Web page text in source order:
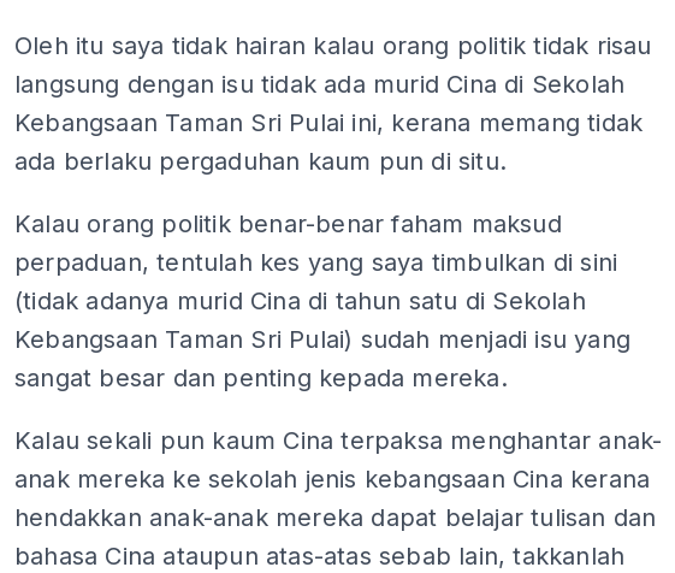
Oleh itu saya tidak hairan kalau orang politik tidak risau
langsung dengan isu tidak ada murid Cina di Sekolah
Kebangsaan Taman Sri Pulai ini, kerana memang tidak
ada berlaku pergaduhan kaum pun di situ.
Kalau orang politik benar-benar faham maksud
perpaduan, tentulah kes yang saya timbulkan di sini
(tidak adanya murid Cina di tahun satu di Sekolah
Kebangsaan Taman Sri Pulai) sudah menjadi isu yang
sangat besar dan penting kepada mereka.
Kalau sekali pun kaum Cina terpaksa menghantar anak-
anak mereka ke sekolah jenis kebangsaan Cina kerana
hendakkan anak-anak mereka dapat belajar tulisan dan
bahasa Cina ataupun atas-atas sebab lain, takkanlah